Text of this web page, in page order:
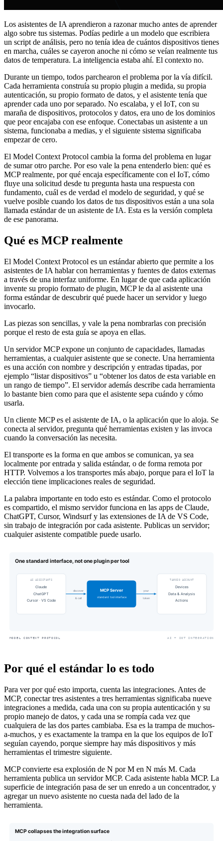
Los asistentes de IA aprendieron a razonar mucho antes de aprender
algo sobre tus sistemas. Podías pedirle a un modelo que escribiera
un script de análisis, pero no tenía idea de cuántos dispositivos tienes
en marcha, cuáles se cayeron anoche ni cómo se veían realmente tus
datos de temperatura. La inteligencia estaba ahí. El contexto no.
Durante un tiempo, todos parchearon el problema por la vía difícil.
Cada herramienta construía su propio plugin a medida, su propia
autenticación, su propio formato de datos, y el asistente tenía que
aprender cada uno por separado. No escalaba, y el IoT, con su
maraña de dispositivos, protocolos y datos, era uno de los dominios
que peor encajaba con ese enfoque. Conectabas un asistente a un
sistema, funcionaba a medias, y el siguiente sistema significaba
empezar de cero.
El Model Context Protocol cambia la forma del problema en lugar
de sumar otro parche. Por eso vale la pena entenderlo bien: qué es
MCP realmente, por qué encaja específicamente con el IoT, cómo
fluye una solicitud desde tu pregunta hasta una respuesta con
fundamento, cuál es de verdad el modelo de seguridad, y qué se
vuelve posible cuando los datos de tus dispositivos están a una sola
llamada estándar de un asistente de IA. Esta es la versión completa
de ese panorama.
Qué es MCP realmente
El Model Context Protocol es un estándar abierto que permite a los
asistentes de IA hablar con herramientas y fuentes de datos externas
a través de una interfaz uniforme. En lugar de que cada aplicación
invente su propio formato de plugin, MCP le da al asistente una
forma estándar de descubrir qué puede hacer un servidor y luego
invocarlo.
Las piezas son sencillas, y vale la pena nombrarlas con precisión
porque el resto de esta guía se apoya en ellas.
Un servidor MCP expone un conjunto de capacidades, llamadas
herramientas, a cualquier asistente que se conecte. Una herramienta
es una acción con nombre y descripción y entradas tipadas, por
ejemplo “listar dispositivos” u “obtener los datos de esta variable en
un rango de tiempo”. El servidor además describe cada herramienta
lo bastante bien como para que el asistente sepa cuándo y cómo
usarla.
Un cliente MCP es el asistente de IA, o la aplicación que lo aloja. Se
conecta al servidor, pregunta qué herramientas existen y las invoca
cuando la conversación las necesita.
El transporte es la forma en que ambos se comunican, ya sea
localmente por entrada y salida estándar, o de forma remota por
HTTP. Volvemos a los transportes más abajo, porque para el IoT la
elección tiene implicaciones reales de seguridad.
La palabra importante en todo esto es estándar. Como el protocolo
es compartido, el mismo servidor funciona en las apps de Claude,
ChatGPT, Cursor, Windsurf y las extensiones de IA de VS Code,
sin trabajo de integración por cada asistente. Publicas un servidor;
cualquier asistente compatible puede usarlo.
Por qué el estándar lo es todo
Para ver por qué esto importa, cuenta las integraciones. Antes de
MCP, conectar tres asistentes a tres herramientas significaba nueve
integraciones a medida, cada una con su propia autenticación y su
propio manejo de datos, y cada una se rompía cada vez que
cualquiera de las dos partes cambiaba. Esa es la trampa de muchos-
a-muchos, y es exactamente la trampa en la que los equipos de IoT
seguían cayendo, porque siempre hay más dispositivos y más
herramientas el trimestre siguiente.
MCP convierte esa explosión de N por M en N más M. Cada
herramienta publica un servidor MCP. Cada asistente habla MCP. La
superficie de integración pasa de ser un enredo a un concentrador, y
agregar un nuevo asistente no cuesta nada del lado de la
herramienta.